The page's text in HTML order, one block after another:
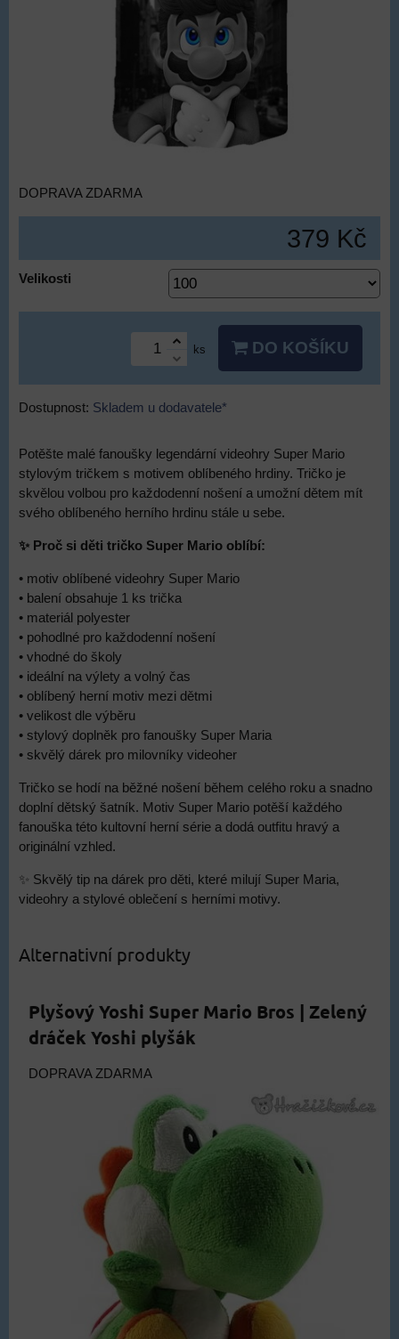
DOPRAVA ZDARMA
379 Kč
Velikosti
ks DO KOŠÍKU
Dostupnost: Skladem u dodavatele*
Potěšte malé fanoušky legendární videohry Super Mario
stylovým tričkem s motivem oblíbeného hrdiny. Tričko je
skvělou volbou pro každodenní nošení a umožní dětem mít
svého oblíbeného herního hrdinu stále u sebe.
✨ Proč si děti tričko Super Mario oblíbí:
• motiv oblíbené videohry Super Mario
• balení obsahuje 1 ks trička
• materiál polyester
• pohodlné pro každodenní nošení
• vhodné do školy
• ideální na výlety a volný čas
• oblíbený herní motiv mezi dětmi
• velikost dle výběru
• stylový doplněk pro fanoušky Super Maria
• skvělý dárek pro milovníky videoher
Tričko se hodí na běžné nošení během celého roku a snadno
doplní dětský šatník. Motiv Super Mario potěší každého
fanouška této kultovní herní série a dodá outfitu hravý a
originální vzhled.
✨ Skvělý tip na dárek pro děti, které milují Super Maria,
videohry a stylové oblečení s herními motivy.
Alternativní produkty
Plyšový Yoshi Super Mario Bros | Zelený
dráček Yoshi plyšák
DOPRAVA ZDARMA